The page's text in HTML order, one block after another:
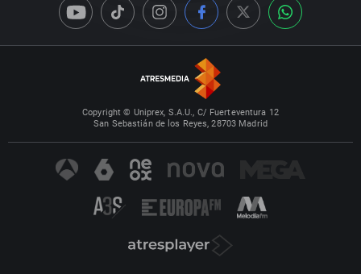
Copyright © Uniprex, S.A.U., C/ Fuerteventura 12
San Sebastián de los Reyes, 28703 Madrid